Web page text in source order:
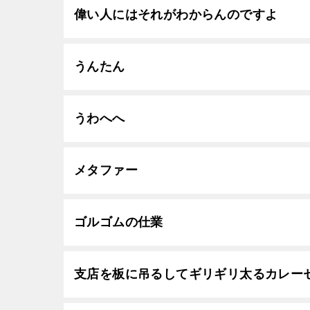
偉い人にはそれがわからんのですよ
うんたん
うわへへ
メタファー
ゴルゴムの仕業
支店を板に吊るしてギリギリ太るカレー